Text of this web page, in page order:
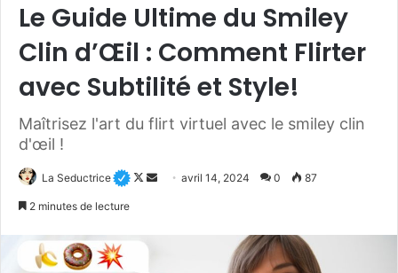
Le Guide Ultime du Smiley
Clin d’Œil : Comment Flirter
avec Subtilité et Style!
Maîtrisez l'art du flirt virtuel avec le smiley clin
d'œil !
La Seductrice
Follow
Envoyeravril 14, 2024 0 87
2 minutes de lecture